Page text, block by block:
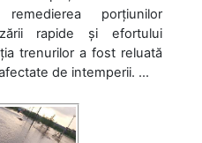
porțiunilor
rapide și efortului
trenurilor a fost reluată
de intemperii. ...